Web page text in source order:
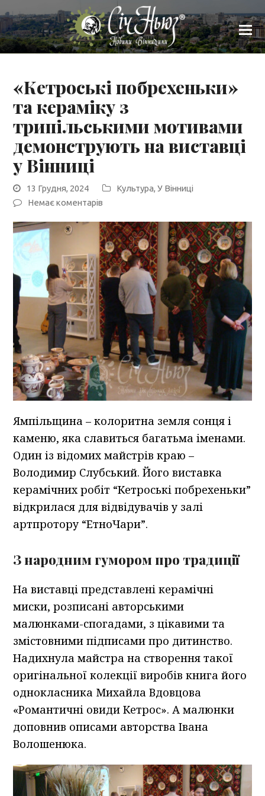
«Кетроські побрехеньки»
та кераміку з
трипільськими мотивами
демонструють на виставці
у Вінниці
13 Грудня, 2024 Культура,У Вінниці
Немає коментарів
Ямпільщина – колоритна земля сонця і
каменю, яка славиться багатьма іменами.
Один із відомих майстрів краю –
Володимир Слубський. Його виставка
керамічних робіт “Кетроські побрехеньки”
відкрилася для відвідувачів у залі
артпротору “ЕтноЧари”.
З народним гумором про традиції
На виставці представлені керамічні
миски, розписані авторськими
малюнками-спогадами, з цікавими та
змістовними підписами про дитинство.
Надихнула майстра на створення такої
оригінальної колекції виробів книга його
однокласника Михайла Вдовцова
«Романтичні овиди Кетрос». А малюнки
доповнив описами авторства Івана
Волошенюка.